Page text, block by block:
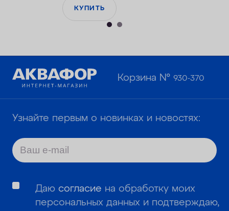
КУПИТЬ
Корзина №930-370
Узнайте первым о новинках и новостях:
Даю согласие на обработку моих
персональных данных и подтверждаю,